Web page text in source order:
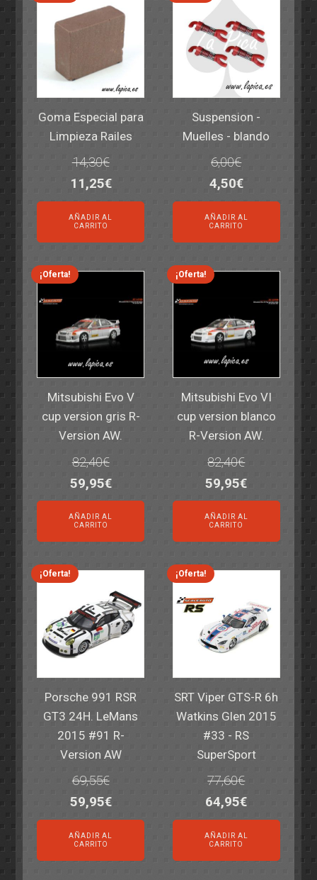
Goma Especial para
Limpieza Railes
14,30€
El
precio
original
era:
14,30€.
11,25€El
precio
actual
es:
11,25€.
AÑADIR AL
CARRITO
Suspension -
Muelles - blando
6,00€
El
precio
original
era:
6,00€.
4,50€El
precio
actual
es:
4,50€.
AÑADIR AL
CARRITO
¡Oferta!
Mitsubishi Evo V
cup version gris R-
Version AW.
82,40€
El
precio
original
era:
82,40€.
59,95€El
precio
es:
59,95€.
AÑADIR AL
CARRITO
¡Oferta!
Mitsubishi Evo VI
cup version blanco
R-Version AW.
82,40€
El
precio
original
era:
82,40€.
59,95€El
precio
es:
59,95€.
AÑADIR AL
CARRITO
¡Oferta!
Porsche 991 RSR
GT3 24H. LeMans
2015 #91 R-
Version AW
69,55€
El
precio
original
era:
59,95€El
precio
actual
es:
AÑADIR AL
CARRITO
¡Oferta!
SRT Viper GTS-R 6h
Watkins Glen 2015
#33 - RS
SuperSport
77,60€
El
precio
original
era:
64,95€El
precio
actual
es:
AÑADIR AL
CARRITO